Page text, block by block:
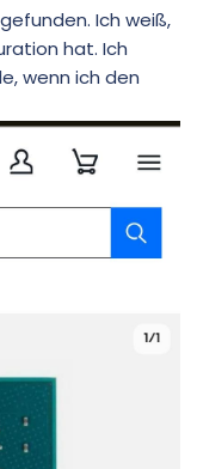
Ich weiß,
hat. Ich
wenn ich den